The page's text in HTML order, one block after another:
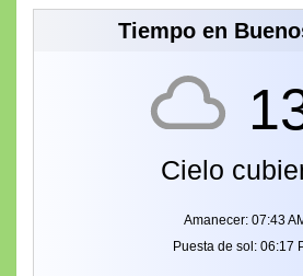
Tiempo en
Cielo
Amanecer: 07:43
Puesta de sol: 06:17